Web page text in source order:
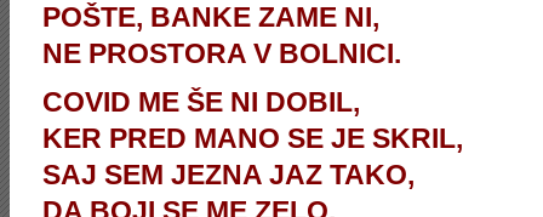
POŠTE, BANKE ZAME NI,
NE PROSTORA V BOLNICI.
COVID ME ŠE NI DOBIL,
KER PRED MANO SE JE SKRIL,
SAJ SEM JEZNA JAZ TAKO,